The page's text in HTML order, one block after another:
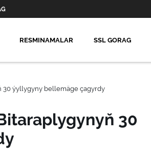
RESMINAMALAR SSL GORAG
30 ýyllygyny bellemäge çagyrdy
30